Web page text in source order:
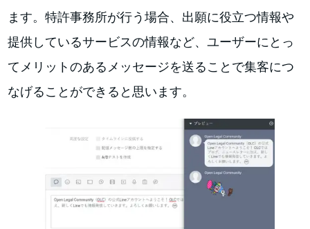
ます。特許事務所が行う場合、出願に役立つ情報や
提供しているサービスの情報など、ユーザーにとっ
てメリットのあるメッセージを送ることで集客につ
なげることができると思います。